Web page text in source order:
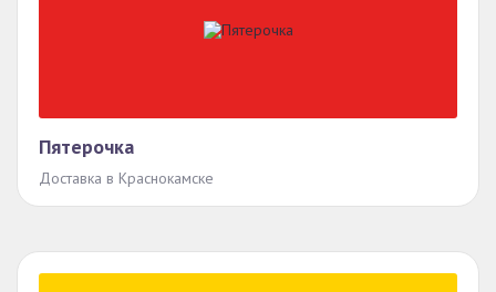
Пятерочка
Доставка в Краснокамске